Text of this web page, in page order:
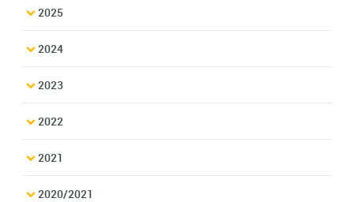
2025
2024
2023
2022
2021
2020/2021